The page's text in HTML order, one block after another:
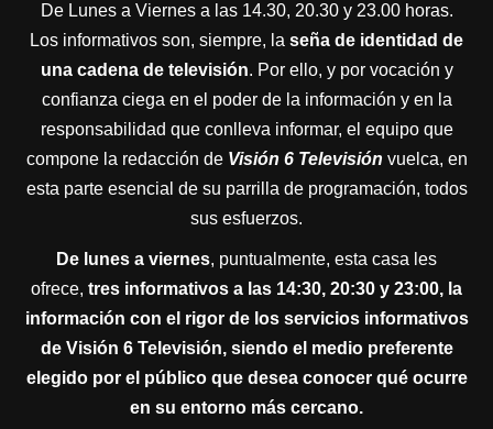
De Lunes a Viernes a las 14.30, 20.30 y 23.00 horas.
Los informativos son, siempre, la seña de identidad de
una cadena de televisión. Por ello, y por vocación y
confianza ciega en el poder de la información y en la
responsabilidad que conlleva informar, el equipo que
compone la redacción de Visión 6 Televisión vuelca, en
esta parte esencial de su parrilla de programación, todos
sus esfuerzos.
De lunes a viernes, puntualmente, esta casa les
ofrece, tres informativos a las 14:30, 20:30 y 23:00, la
información con el rigor de los servicios informativos
de Visión 6 Televisión, siendo el medio preferente
elegido por el público que desea conocer qué ocurre
en su entorno más cercano.